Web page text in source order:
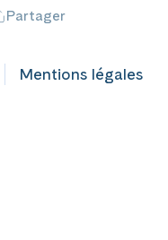
Mentions légales
Partager